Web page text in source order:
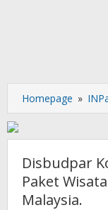
Homepage »
Disbudpar
Paket
Malaysia.